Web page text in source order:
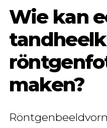
Wie kan
maken?